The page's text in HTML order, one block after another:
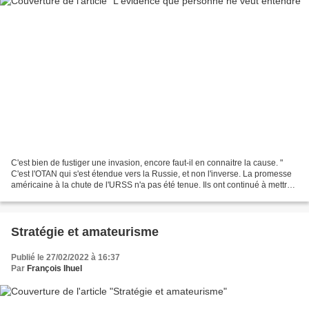
C'est bien de fustiger une invasion, encore faut-il en connaitre la cause. "
C'est l'OTAN qui s'est étendue vers la Russie, et non l'inverse. La promesse
américaine à la chute de l'URSS n'a pas été tenue. Ils ont continué à mettre
Stratégie et amateurisme
Publié le 27/02/2022 à 16:37
Par François Ihuel